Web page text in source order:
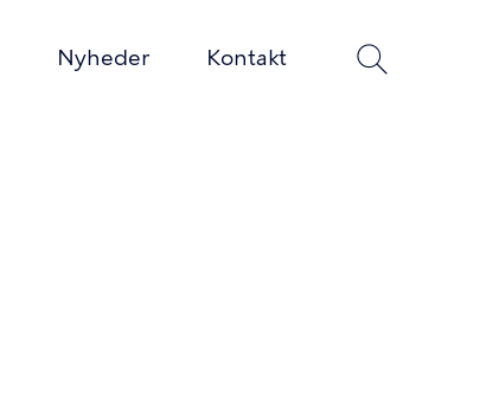
Nyheder Kontakt